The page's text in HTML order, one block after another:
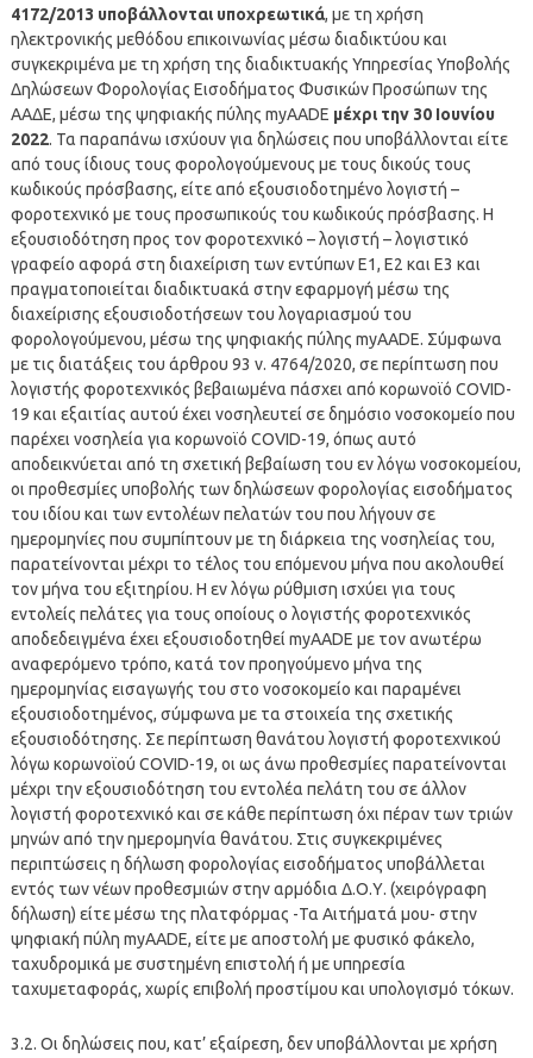
4172/2013 υποβάλλονται υποχρεωτικά, με τη χρήση
ηλεκτρονικής μεθόδου επικοινωνίας μέσω διαδικτύου και
συγκεκριμένα με τη χρήση της διαδικτυακής Υπηρεσίας Υποβολής
Δηλώσεων Φορολογίας Εισοδήματος Φυσικών Προσώπων της
ΑΑΔΕ, μέσω της ψηφιακής πύλης myAADE μέχρι την 30 Ιουνίου
2022. Τα παραπάνω ισχύουν για δηλώσεις που υποβάλλονται είτε
από τους ίδιους τους φορολογούμενους με τους δικούς τους
κωδικούς πρόσβασης, είτε από εξουσιοδοτημένο λογιστή –
φοροτεχνικό με τους προσωπικούς του κωδικούς πρόσβασης. Η
εξουσιοδότηση προς τον φοροτεχνικό – λογιστή – λογιστικό
γραφείο αφορά στη διαχείριση των εντύπων Ε1, Ε2 και Ε3 και
πραγματοποιείται διαδικτυακά στην εφαρμογή μέσω της
διαχείρισης εξουσιοδοτήσεων του λογαριασμού του
φορολογούμενου, μέσω της ψηφιακής πύλης myAADE. Σύμφωνα
με τις διατάξεις του άρθρου 93 ν. 4764/2020, σε περίπτωση που
λογιστής φοροτεχνικός βεβαιωμένα πάσχει από κορωνοϊό COVID-
19 και εξαιτίας αυτού έχει νοσηλευτεί σε δημόσιο νοσοκομείο που
παρέχει νοσηλεία για κορωνοϊό COVID-19, όπως αυτό
αποδεικνύεται από τη σχετική βεβαίωση του εν λόγω νοσοκομείου,
οι προθεσμίες υποβολής των δηλώσεων φορολογίας εισοδήματος
του ιδίου και των εντολέων πελατών του που λήγουν σε
ημερομηνίες που συμπίπτουν με τη διάρκεια της νοσηλείας του,
παρατείνονται μέχρι το τέλος του επόμενου μήνα που ακολουθεί
τον μήνα του εξιτηρίου. Η εν λόγω ρύθμιση ισχύει για τους
εντολείς πελάτες για τους οποίους ο λογιστής φοροτεχνικός
αποδεδειγμένα έχει εξουσιοδοτηθεί myAADE με τον ανωτέρω
αναφερόμενο τρόπο, κατά τον προηγούμενο μήνα της
ημερομηνίας εισαγωγής του στο νοσοκομείο και παραμένει
εξουσιοδοτημένος, σύμφωνα με τα στοιχεία της σχετικής
εξουσιοδότησης. Σε περίπτωση θανάτου λογιστή φοροτεχνικού
λόγω κορωνοϊού COVID-19, οι ως άνω προθεσμίες παρατείνονται
μέχρι την εξουσιοδότηση του εντολέα πελάτη του σε άλλον
λογιστή φοροτεχνικό και σε κάθε περίπτωση όχι πέραν των τριών
μηνών από την ημερομηνία θανάτου. Στις συγκεκριμένες
περιπτώσεις η δήλωση φορολογίας εισοδήματος υποβάλλεται
εντός των νέων προθεσμιών στην αρμόδια Δ.Ο.Υ. (χειρόγραφη
δήλωση) είτε μέσω της πλατφόρμας -Τα Αιτήματά μου- στην
ψηφιακή πύλη myAADE, είτε με αποστολή με φυσικό φάκελο,
ταχυδρομικά με συστημένη επιστολή ή με υπηρεσία
ταχυμεταφοράς, χωρίς επιβολή προστίμου και υπολογισμό τόκων.
3.2. Οι δηλώσεις που, κατ’ εξαίρεση, δεν υποβάλλονται με χρήση